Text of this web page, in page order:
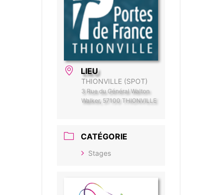
LIEU
THIONVILLE (SPOT)
3 Rue du Général Walton
Walker, 57100 THIONVILLE
CATÉGORIE
Stages